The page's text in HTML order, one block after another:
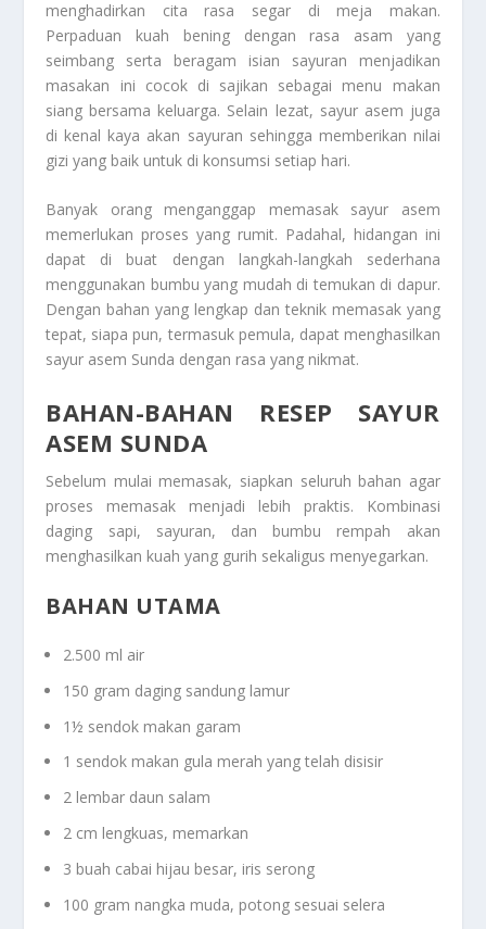
menghadirkan cita rasa segar di meja makan.
Perpaduan kuah bening dengan rasa asam yang
seimbang serta beragam isian sayuran menjadikan
masakan ini cocok di sajikan sebagai menu makan
siang bersama keluarga. Selain lezat, sayur asem juga
di kenal kaya akan sayuran sehingga memberikan nilai
gizi yang baik untuk di konsumsi setiap hari.
Banyak orang menganggap memasak sayur asem
memerlukan proses yang rumit. Padahal, hidangan ini
dapat di buat dengan langkah-langkah sederhana
menggunakan bumbu yang mudah di temukan di dapur.
Dengan bahan yang lengkap dan teknik memasak yang
tepat, siapa pun, termasuk pemula, dapat menghasilkan
sayur asem Sunda dengan rasa yang nikmat.
BAHAN-BAHAN RESEP SAYUR
ASEM SUNDA
Sebelum mulai memasak, siapkan seluruh bahan agar
proses memasak menjadi lebih praktis. Kombinasi
daging sapi, sayuran, dan bumbu rempah akan
menghasilkan kuah yang gurih sekaligus menyegarkan.
BAHAN UTAMA
2.500 ml air
150 gram daging sandung lamur
1½ sendok makan garam
1 sendok makan gula merah yang telah disisir
2 lembar daun salam
2 cm lengkuas, memarkan
3 buah cabai hijau besar, iris serong
100 gram nangka muda, potong sesuai selera